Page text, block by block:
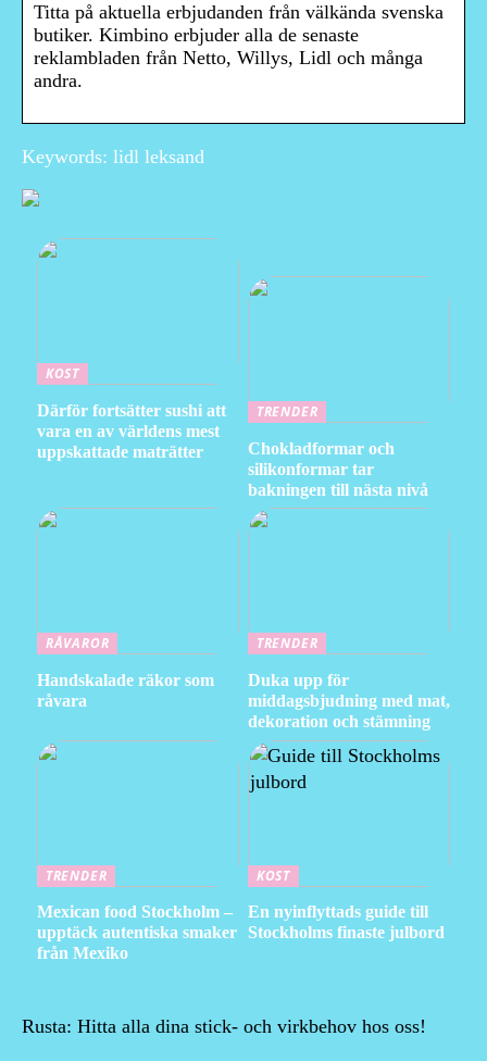
Titta på aktuella erbjudanden från välkända svenska
butiker. Kimbino erbjuder alla de senaste
reklambladen från Netto, Willys, Lidl och många
andra.
Keywords: lidl leksand
KOST
Därför fortsätter sushi att
vara en av världens mest
uppskattade maträtter
TRENDER
Chokladformar och
silikonformar tar
bakningen till nästa nivå
RÅVAROR
Handskalade räkor som
råvara
TRENDER
Duka upp för
middagsbjudning med mat,
dekoration och stämning
TRENDER
Mexican food Stockholm –
upptäck autentiska smaker
från Mexiko
KOST
En nyinflyttads guide till
Stockholms finaste julbord
Rusta: Hitta alla dina stick- och virkbehov hos oss!